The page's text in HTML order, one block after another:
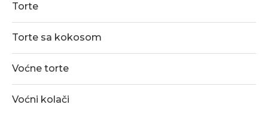
Torte
Torte sa kokosom
Voćne torte
Voćni kolači